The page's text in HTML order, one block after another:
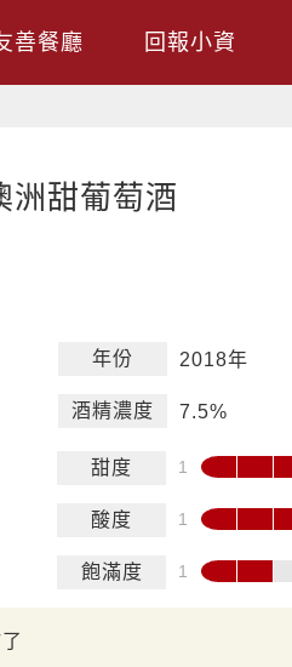
善餐廳 回報小資
洲甜葡萄酒
年份 2018年
酒精濃度 7.5%
甜度
酸度
飽滿度